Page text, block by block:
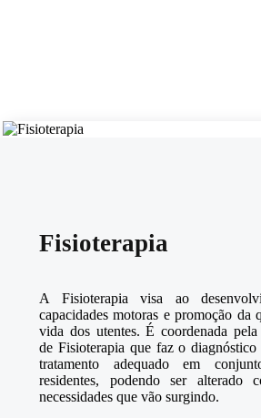
Fisioterapia
A Fisioterapia visa ao
capacidades motoras e promoção da
vida dos utentes. É coordenada
de Fisioterapia que faz o
tratamento adequado em
residentes, podendo ser alterado
necessidades que vão surgindo.